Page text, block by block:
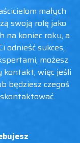
małych
swoją rolę jako
na koniec roku, a
odnieść sukces,
możesz
kontakt, więc jeśli
będziesz czegoś